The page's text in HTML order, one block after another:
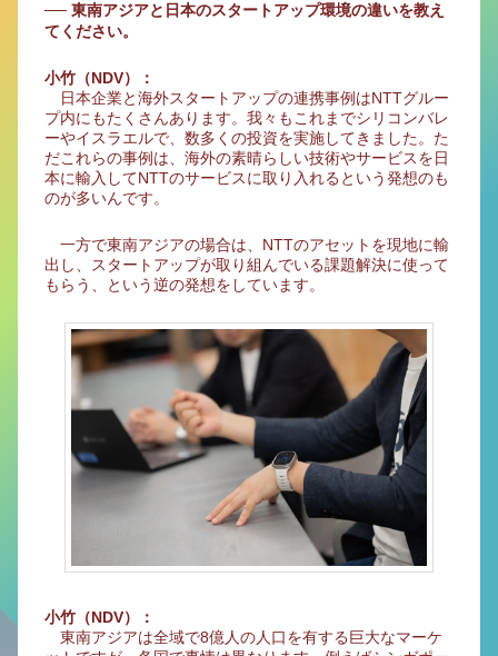
── 東南アジアと日本のスタートアップ環境の違いを教え
てください。
小竹（NDV）：
日本企業と海外スタートアップの連携事例はNTTグルー
プ内にもたくさんあります。我々もこれまでシリコンバレ
ーやイスラエルで、数多くの投資を実施してきました。た
だこれらの事例は、海外の素晴らしい技術やサービスを日
本に輸入してNTTのサービスに取り入れるという発想のも
のが多いんです。
一方で東南アジアの場合は、NTTのアセットを現地に輸
出し、スタートアップが取り組んでいる課題解決に使って
もらう、という逆の発想をしています。
小竹（NDV）：
東南アジアは全域で8億人の人口を有する巨大なマーケ